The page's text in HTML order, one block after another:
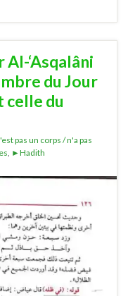
Al-‘Asqalâni
du Jour
celle du
pas un corps / n'a pas
, ►Hadith